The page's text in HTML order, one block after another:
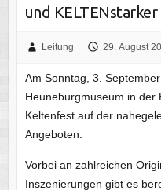
und
Leitung 29. August
Am Sonntag, 3.
Heuneburgmuseum in der
Keltenfest auf der
Angeboten.
Vorbei an zahlreichen
Inszenierungen gibt es